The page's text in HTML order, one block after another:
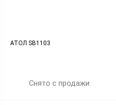
АТОЛ SB1103
Снято с продажи